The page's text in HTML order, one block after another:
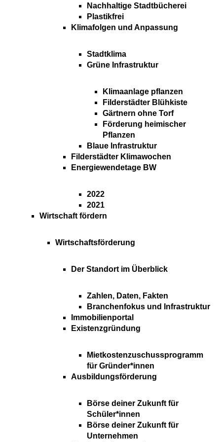
Nachhaltige Stadtbücherei
Plastikfrei
Klimafolgen und Anpassung
Stadtklima
Grüne Infrastruktur
Klimaanlage pflanzen
Filderstädter Blühkiste
Gärtnern ohne Torf
Förderung heimischer
Pflanzen
Blaue Infrastruktur
Filderstädter Klimawochen
Energiewendetage BW
2022
2021
Wirtschaft fördern
Wirtschaftsförderung
Der Standort im Überblick
Zahlen, Daten, Fakten
Branchenfokus und Infrastruktur
Immobilienportal
Existenzgründung
Mietkostenzuschussprogramm
für Gründer*innen
Ausbildungsförderung
Börse deiner Zukunft für
Schüler*innen
Börse deiner Zukunft für
Unternehmen